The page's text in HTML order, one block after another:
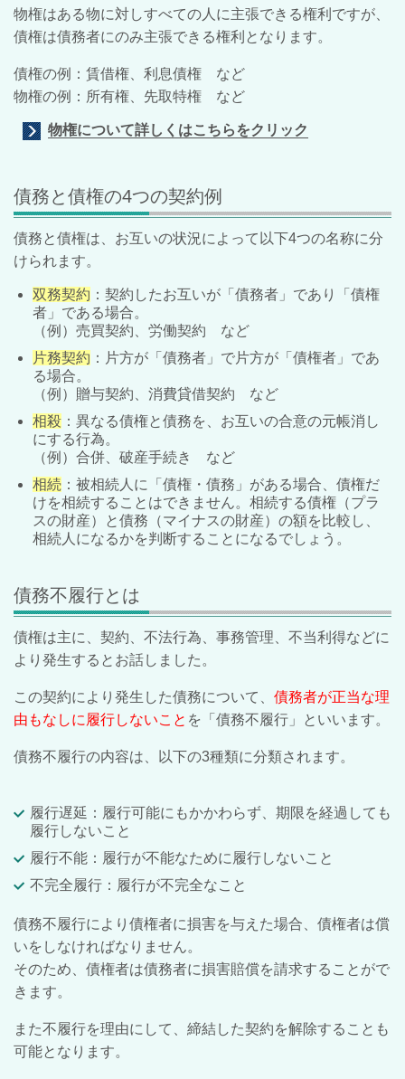
物権はある物に対しすべての人に主張できる権利ですが、
債権は債務者にのみ主張できる権利となります。
債権の例：賃借権、利息債権 など
物権の例：所有権、先取特権 など
物権について詳しくはこちらをクリック
債務と債権の4つの契約例
債務と債権は、お互いの状況によって以下4つの名称に分
けられます。
双務契約 ：契約したお互いが「債務者」であり「債権
者」である場合。
（例）売買契約、労働契約 など
片務契約 ：片方が「債務者」で片方が「債権者」であ
る場合。
（例）贈与契約、消費貸借契約 など
相殺 ：異なる債権と債務を、お互いの合意の元帳消し
にする行為。
（例）合併、破産手続き など
相続 ：被相続人に「債権・債務」がある場合、債権だ
けを相続することはできません。相続する債権（プラ
スの財産）と債務（マイナスの財産）の額を比較し、
相続人になるかを判断することになるでしょう。
債務不履行とは
債権は主に、契約、不法行為、事務管理、不当利得などに
より発生するとお話しました。
この契約により発生した債務について、 債務者が正当な理
由もなしに履行しないこと を「債務不履行」といいます。
債務不履行の内容は、以下の3種類に分類されます。
履行遅延：履行可能にもかかわらず、期限を経過しても
履行しないこと
履行不能：履行が不能なために履行しないこと
不完全履行：履行が不完全なこと
債務不履行により債権者に損害を与えた場合、債権者は償
いをしなければなりません。
そのため、債権者は債務者に損害賠償を請求することがで
きます。
また不履行を理由にして、締結した契約を解除することも
可能となります。